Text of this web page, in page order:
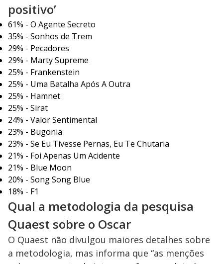
positivo’
61% - O Agente Secreto
35% - Sonhos de Trem
29% - Pecadores
29% - Marty Supreme
25% - Frankenstein
25% - Uma Batalha Após A Outra
25% - Hamnet
25% - Sirat
24% - Valor Sentimental
23% - Bugonia
23% - Se Eu Tivesse Pernas, Eu Te Chutaria
21% - Foi Apenas Um Acidente
21% - Blue Moon
20% - Song Song Blue
18% - F1
Qual a metodologia da pesquisa
Quaest sobre o Oscar
O Quaest não divulgou maiores detalhes sobre
a metodologia, mas informa que “as menções